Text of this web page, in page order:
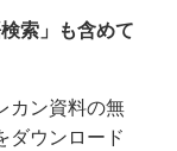
索」も含めて
カン資料の無
ダウンロード